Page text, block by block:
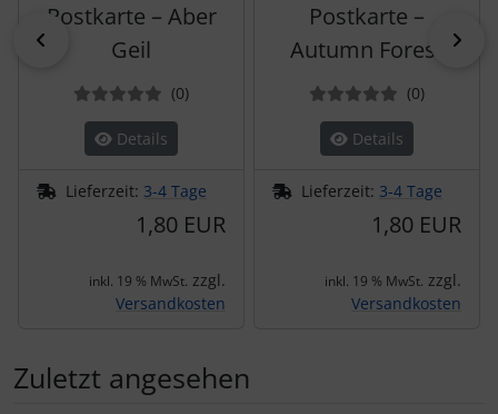
Postkarte – Aber
Geil
(0Bewertungen
)
Details
Lieferzeit: 3-4 Tage
1,80 EUR
inkl. 19 % MwSt. zzgl.
Versandkosten
Postkarte –
Autumn Forest
(0)
Details
Lieferzeit: 3-4 Tage
1,80 EUR
inkl. 19 % MwSt. zzgl.
Versandkosten
Zuletzt angesehen